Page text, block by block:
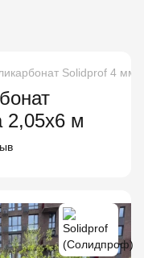
Solidprof 4 мм
2,05x6 м